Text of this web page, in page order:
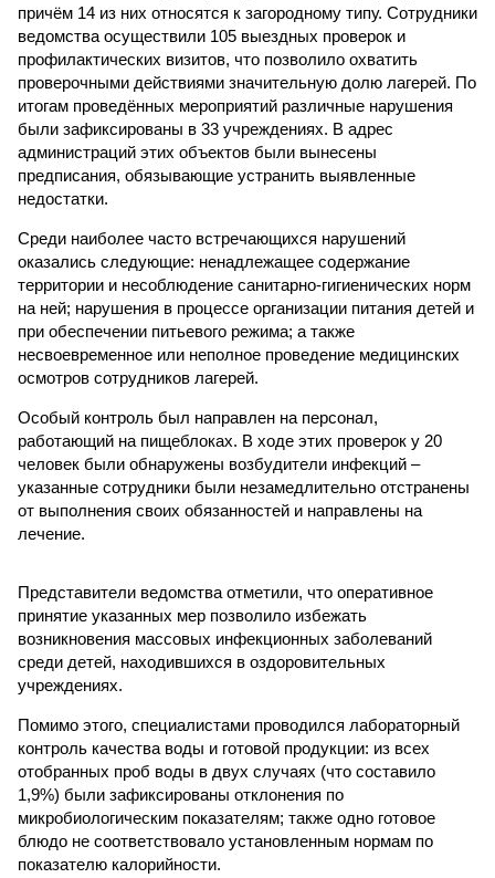
причём 14 из них относятся к загородному типу. Сотрудники
ведомства осуществили 105 выездных проверок и
профилактических визитов, что позволило охватить
проверочными действиями значительную долю лагерей. По
итогам проведённых мероприятий различные нарушения
были зафиксированы в 33 учреждениях. В адрес
администраций этих объектов были вынесены
предписания, обязывающие устранить выявленные
недостатки.
Среди наиболее часто встречающихся нарушений
оказались следующие: ненадлежащее содержание
территории и несоблюдение санитарно-гигиенических норм
на ней; нарушения в процессе организации питания детей и
при обеспечении питьевого режима; а также
несвоевременное или неполное проведение медицинских
осмотров сотрудников лагерей.
Особый контроль был направлен на персонал,
работающий на пищеблоках. В ходе этих проверок у 20
человек были обнаружены возбудители инфекций –
указанные сотрудники были незамедлительно отстранены
от выполнения своих обязанностей и направлены на
лечение.
Представители ведомства отметили, что оперативное
принятие указанных мер позволило избежать
возникновения массовых инфекционных заболеваний
среди детей, находившихся в оздоровительных
учреждениях.
Помимо этого, специалистами проводился лабораторный
контроль качества воды и готовой продукции: из всех
отобранных проб воды в двух случаях (что составило
1,9%) были зафиксированы отклонения по
микробиологическим показателям; также одно готовое
блюдо не соответствовало установленным нормам по
показателю калорийности.